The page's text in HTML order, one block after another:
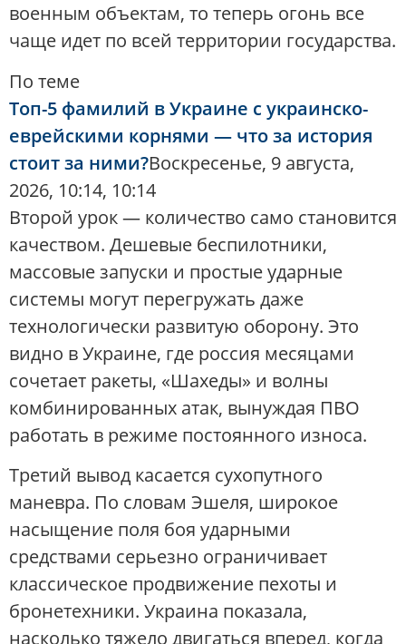
военным объектам, то теперь огонь все
чаще идет по всей территории государства.
По теме
Топ-5 фамилий в Украине с украинско-
еврейскими корнями — что за история
стоит за ними?Воскресенье, 9 августа,
2026, 10:14, 10:14
Второй урок — количество само становится
качеством. Дешевые беспилотники,
массовые запуски и простые ударные
системы могут перегружать даже
технологически развитую оборону. Это
видно в Украине, где россия месяцами
сочетает ракеты, «Шахеды» и волны
комбинированных атак, вынуждая ПВО
работать в режиме постоянного износа.
Третий вывод касается сухопутного
маневра. По словам Эшеля, широкое
насыщение поля боя ударными
средствами серьезно ограничивает
классическое продвижение пехоты и
бронетехники. Украина показала,
насколько тяжело двигаться вперед, когда